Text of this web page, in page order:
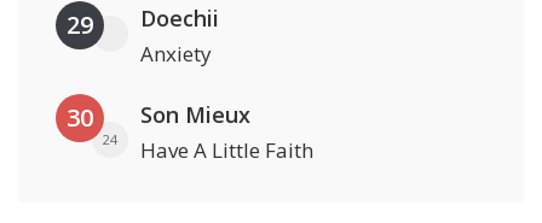
29 Doechii
Anxiety
30
24
Son Mieux
Have A Little Faith